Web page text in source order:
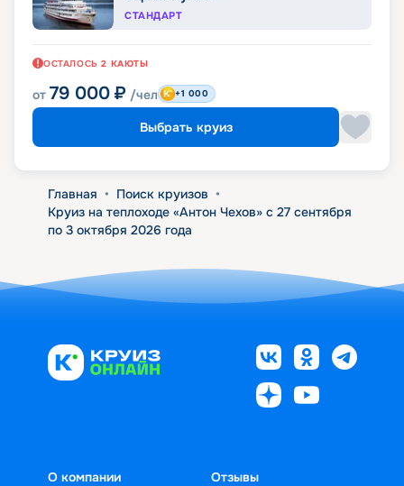
СТАНДАРТ
ОСТАЛОСЬ 2 КАЮТЫ
от 79 000 ₽ /чел +1 000
Выбрать круиз
Главная • Поиск круизов •
Круиз на теплоходе «Антон Чехов» с 27 сентября
по 3 октября 2026 года
О компании
Отзывы